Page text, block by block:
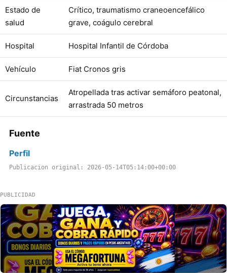
Estado de
salud
Crítico, traumatismo craneoencefálico
grave, coágulo cerebral
Hospital Hospital Infantil de Córdoba
Vehículo Fiat Cronos gris
Circunstancias
Atropellada tras activar semáforo peatonal,
arrastrada 50 metros
Fuente
Perfil
Publicacion original: 2026-05-14T05:14:00+00:00
PUBLICIDAD